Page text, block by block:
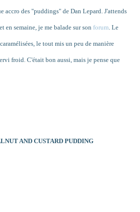
accro des "puddings" de Dan Lepard. J'attends
en semaine, je me balade sur son forum. Le
le tout mis un peu de manière
froid. C'était bon aussi, mais je pense que
AND CUSTARD PUDDING